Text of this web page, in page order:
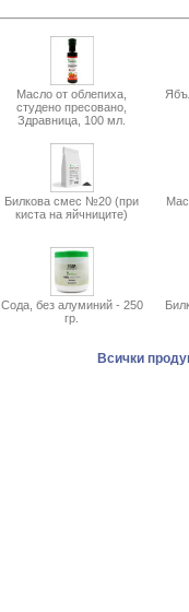
Масло от облепиха,
студено пресовано,
Здравница, 100 мл.
Билкова смес №20 (при
киста на яйчниците)
Сода, без алуминий - 250
гр.
Всички